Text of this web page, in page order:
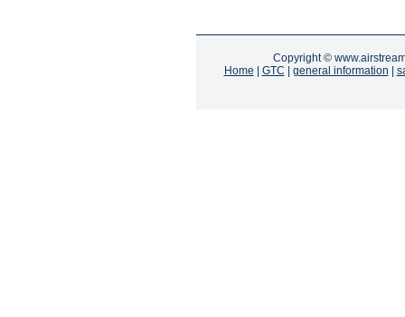
Copyright ©
Home
GTC general information